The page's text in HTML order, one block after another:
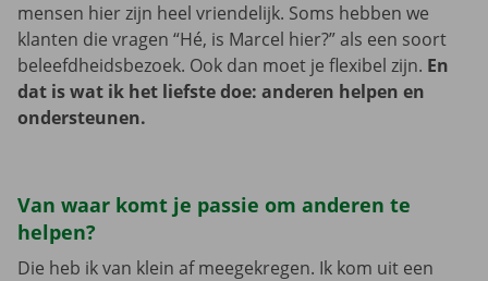
mensen hier zijn heel vriendelijk. Soms hebben we
klanten die vragen “Hé, is Marcel hier?” als een soort
beleefdheidsbezoek. Ook dan moet je flexibel zijn. En
dat is wat ik het liefste doe: anderen helpen en
ondersteunen.
Van waar komt je passie om anderen te
helpen?
Die heb ik van klein af meegekregen. Ik kom uit een